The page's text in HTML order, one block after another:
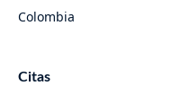
Colombia
Citas